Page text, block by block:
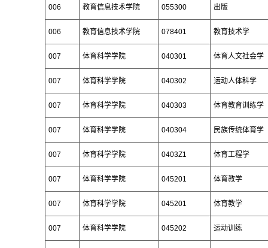
006 教育信息技术学院 055300 出版
006 教育信息技术学院 078401 教育技术学
007 体育科学学院 040301 体育人文社会学
007 体育科学学院 040302 运动人体科学
007 体育科学学院 040303 体育教育训练学
007 体育科学学院 040304 民族传统体育学
007 体育科学学院 0403Z1 体育工程学
007 体育科学学院 045201 体育教学
007 体育科学学院 045201 体育教学
007 体育科学学院 045202 运动训练